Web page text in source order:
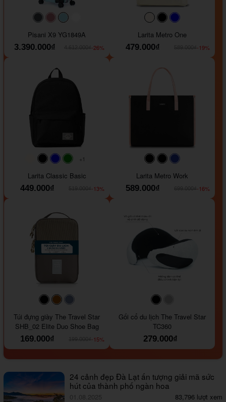
#40454a#b76e79
Pisani X9 YG1849A
3.390.000₫
-26%
#faf0e6#000000
Larita Metro One
479.000₫
-19%
#faf0e6#000000#0000FF
+1
Larita Classic Basic
449.000₫
-13%
#000000#000000
Larita Metro Work
589.000₫
-16%
#000000#964B00
Túi đựng giày The Travel Star
SHB_02 Elite Duo Shoe Bag
169.000₫
-15%
Gối cổ du lịch The Travel Star
TC360
279.000₫
24 cảnh đẹp Đà Lạt ấn tượng giải mã sức
hút của thành phố ngàn hoa
01.08.2025 83,796 lượt xem